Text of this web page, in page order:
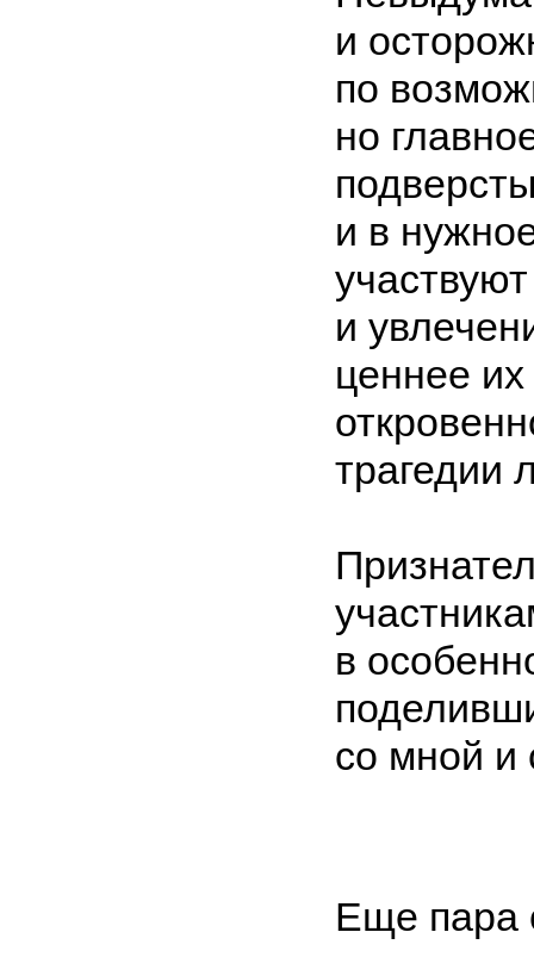
и
по
но
и в
и
ценнее их
трагедии
в
со мной и
Еще пара